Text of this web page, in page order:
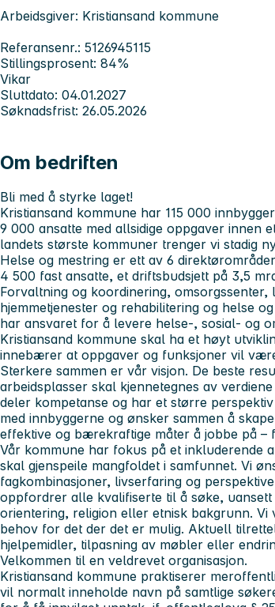
Arbeidsgiver: Kristiansand kommune
Referansenr.: 5126945115
Stillingsprosent: 84%
Vikar
Sluttdato: 04.01.2027
Søknadsfrist: 26.05.2026
Om bedriften
Bli med å styrke laget!
Kristiansand kommune har 115 000
9 000 ansatte med allsidige oppgaver innen
landets største kommuner trenger vi stadig
Helse og mestring er ett av 6
4 500 fast ansatte, et driftsbudsjett på 3,5
Forvaltning og koordinering,
hjemmetjenester og rehabilitering og helse
har ansvaret for å levere helse-, sosial- og
Kristiansand kommune skal ha et høyt
innebærer at oppgaver og funksjoner vil
Sterkere sammen er vår visjon. De beste
arbeidsplasser skal kjennetegnes av verdiene
deler kompetanse og har et større
med innbyggerne og ønsker sammen å
effektive og bærekraftige måter å jobbe på –
Vår kommune har fokus på et inkluderende
skal gjenspeile mangfoldet i samfunnet. Vi
fagkombinasjoner, livserfaring og
oppfordrer alle kvalifiserte til å søke,
orientering, religion eller etnisk bakgrunn.
behov for det der det er mulig. Aktuell
hjelpemidler, tilpasning av møbler eller
Velkommen til en veldrevet organisasjon.
Kristiansand kommune praktiserer
vil normalt inneholde navn på samtlige